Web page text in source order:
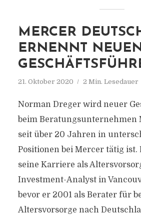
MERCER
ERNENNT
21. Oktober 2020 2 Min. Lesedauer
Norman Dreger wird neuer
beim Beratungsunternehmen
seit über 20 Jahren in
Positionen bei Mercer tätig ist.
seine Karriere als
Investment-Analyst in
bevor er 2001 als Berater für
Altersvorsorge nach